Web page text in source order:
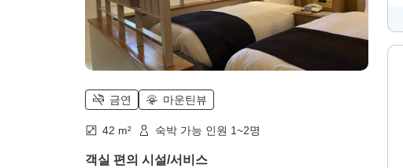
금연 마운틴뷰
42 m² 숙박 가능 인원 1~2명
객실 편의 시설/서비스